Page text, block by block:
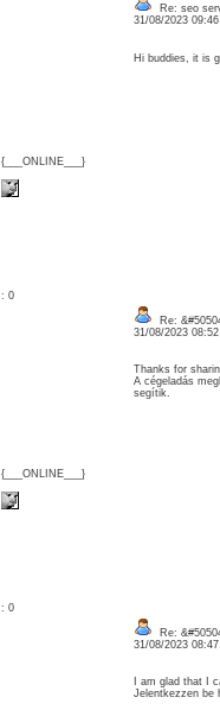
{___ONLINE___}
Re: seo
31/08/2023
Hi buddies, it is
: 0
{___ONLINE___}
Re:
31/08/2023
Thanks for
A cégeladás
segítik.
: 0
Re:
31/08/2023
I am glad that I
Jelentkezzen be